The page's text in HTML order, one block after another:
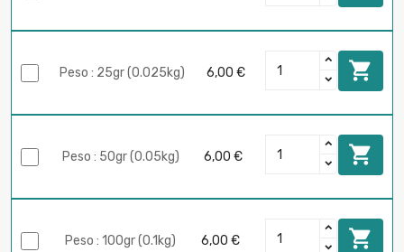
Peso : 25gr (0.025kg) 6,00 € 
Peso : 50gr (0.05kg) 6,00 € 
Peso : 100gr (0.1kg) 6,00 € 